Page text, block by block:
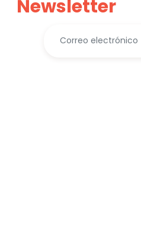
Newsletter